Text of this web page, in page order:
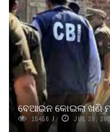
ବେଆଇନ କୋଇଲା ଖଣି
15456 JUL 29,